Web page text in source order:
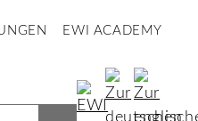
EWI ACADEMY